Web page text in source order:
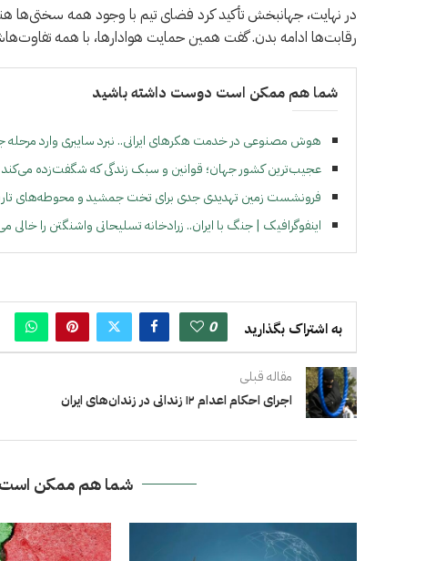
در نهایت، جهانبخش تأکید کرد فضای تیم با وجود همه سختی‌ها
رقابت‌ها ادامه بدن. گفت همین حمایت هوادارها، با همه
شما هم ممکن است دوست داشته باشید
هوش مصنوعی در خدمت هکرهای ایرانی.. نبرد سایبری وارد مرحله
عجیب‌ترین کشور جهان؛ قوانین و سبک زندگی که شگفت‌زده می‌کند
فرونشست زمین تهدیدی جدی برای تخت جمشید و محوطه‌های
اینفوگرافیک | جنگ با ایران.. زرادخانه تسلیحاتی واشنگتن را خالی
به اشتراک بگذارید 0
مقاله قبلی
اجرای احکام اعدام ۱۲ زندانی در زندان‌های ایران
شما هم ممکن است